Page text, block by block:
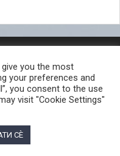
ОД ЈАВЕН КАРАКТЕР
ДЕЛО
КОРИСНИ ЛИНКОВИ
ВЕБ СТРАНИЦА
СЕВЕРНА МАКЕДОНИЈА •
you the most
your preferences and
you consent to the use
visit "Cookie Settings"
СÈ